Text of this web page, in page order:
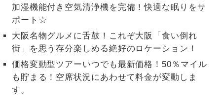
加湿機能付き空気清浄機を完備！快適な眠りをサ
ポート☆
大阪名物グルメに舌鼓！これぞ大阪「食い倒れ
街」を思う存分楽しめる絶好のロケーション！
価格変動型ツアーいつでも最新価格！50％マイル
も貯まる！空席状況にあわせて料金が変動しま
す。
1名様催行
1名様から出発可能な個人型プランで
2名様催行
2名様から出発可能な個人型プランで
す。
おひとり様参
加限定
おひとり様限定でご参加いただけるコー
スです。